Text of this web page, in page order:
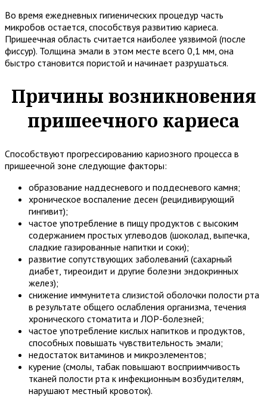
Во время ежедневных гигиенических процедур часть
микробов остается, способствуя развитию кариеса.
Пришеечная область считается наиболее уязвимой (после
фиссур). Толщина эмали в этом месте всего 0,1 мм, она
быстро становится пористой и начинает разрушаться.
Причины возникновения
пришеечного кариеса
Способствуют прогрессированию кариозного процесса в
пришеечной зоне следующие факторы:
образование наддесневого и поддесневого камня;
хроническое воспаление десен (рецидивирующий
гингивит);
частое употребление в пищу продуктов с высоким
содержанием простых углеводов (шоколад, выпечка,
сладкие газированные напитки и соки);
развитие сопутствующих заболеваний (сахарный
диабет, тиреоидит и другие болезни эндокринных
желез);
снижение иммунитета слизистой оболочки полости рта
в результате общего ослабления организма, течения
хронического стоматита и ЛОР-болезней;
частое употребление кислых напитков и продуктов,
способных повышать чувствительность эмали;
недостаток витаминов и микроэлементов;
курение (смолы, табак повышают восприимчивость
тканей полости рта к инфекционным возбудителям,
нарушают местный кровоток).